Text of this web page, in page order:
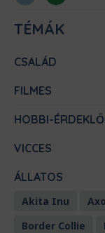
TÉMÁK
CSALÁD
FILMES
HOBBI-
VICCES
ÁLLATOS
Akita Inu
Border Collie